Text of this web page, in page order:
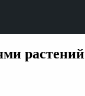
растений